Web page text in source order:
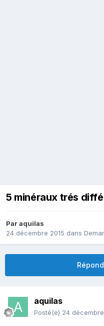
5 minéraux trés
Paraquilas
24 décembre 2015 dans
aquilas
Posté(e) 24